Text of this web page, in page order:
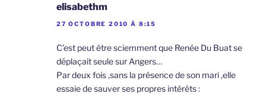
elisabethm
27 OCTOBRE 2010 À 8:15
C’est peut être sciemment que Renée Du Buat se
déplaçait seule sur Angers…
Par deux fois ,sans la présence de son mari ,elle
essaie de sauver ses propres intérêts :